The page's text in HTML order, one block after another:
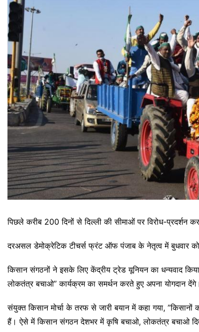
पिछले करीब 200 दिनों से दिल्ली की सीमाओं पर विरोध-प्रदर्शन
दरअसल डेमोक्रेटिक टीचर्स फ्रंट ऑफ पंजाब के नेतृत्व में बुधवार को
किसान संगठनों ने इसके लिए केंद्रीय ट्रेड यूनियन का धन्यवाद
लोकतंत्र बचाओ” कार्यक्रम का समर्थन करते हुए अपना योगदान देंगे।
संयुक्त किसान मोर्चा के तरफ से जारी बयान में कहा गया,
हैं। ऐसे में किसान संगठन देशभर में कृषि बचाओ, लोकतंत्र बचाओ